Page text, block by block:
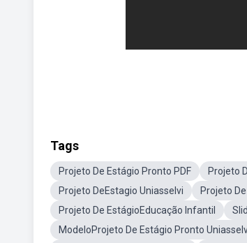
Tags
Projeto De Estágio Pronto PDF Projeto
Projeto DeEstagio Uniasselvi
Projeto
Projeto De EstágioEducação Infantil
ModeloProjeto De Estágio Pronto